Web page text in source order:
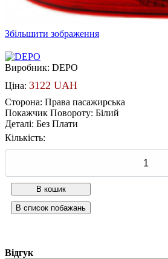
Збільшити зображення
Виробник: DEPO
Ціна: 3122 UAH
Сторона: Права пасажирська
Покажчик Повороту: Білий
Деталі: Без Плати
Кількість:
Відгук